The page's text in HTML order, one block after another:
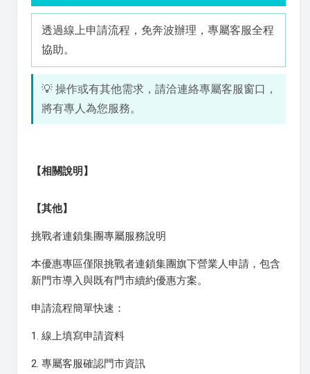
透過線上申請流程，免奔波辦理，專屬客服全程
協助。
💡 操作或有其他需求，請洽連絡專屬客服窗口，
將有專人為您服務。
【相關說明】
【其他】
挑戰者連鎖集團專屬服務說明
本優惠專區僅限挑戰者連鎖集團旗下營業人申請，包含
新門市導入與既有門市續約優惠方案。
申請流程簡單快速：
1. 線上填寫申請資料
2. 專屬客服確認門市資訊